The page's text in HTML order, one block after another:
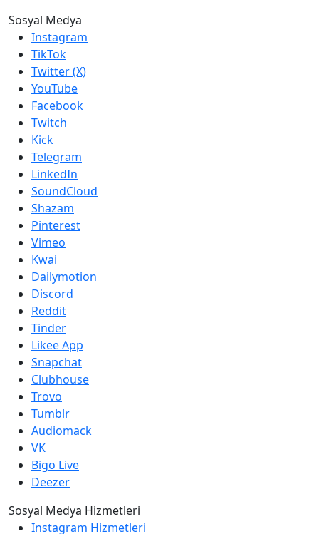
Sosyal Medya
Instagram
TikTok
Twitter (X)
YouTube
Facebook
Twitch
Kick
Telegram
LinkedIn
SoundCloud
Shazam
Pinterest
Vimeo
Kwai
Dailymotion
Discord
Reddit
Tinder
Likee App
Snapchat
Clubhouse
Trovo
Tumblr
Audiomack
VK
Bigo Live
Deezer
Sosyal Medya Hizmetleri
Instagram Hizmetleri